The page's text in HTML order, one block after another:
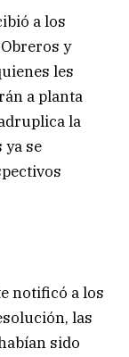
a los
y
les
a planta
la
ya se
notificó a los
las
sido